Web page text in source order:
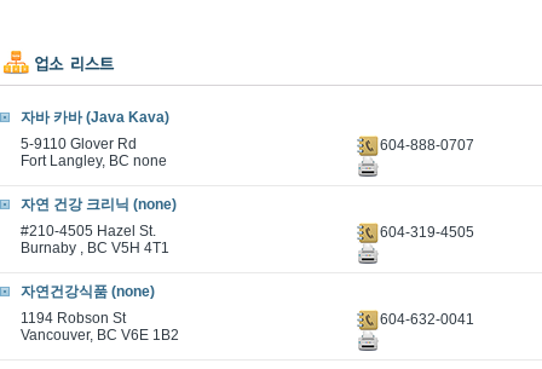
자바 카바 (Java Kava)
5-9110 Glover Rd
Fort Langley, BC none
604-888-0707
자연 건강 크리닉 (none)
#210-4505 Hazel St.
Burnaby , BC V5H 4T1
604-319-4505
자연건강식품 (none)
1194 Robson St
Vancouver, BC V6E 1B2
604-632-0041